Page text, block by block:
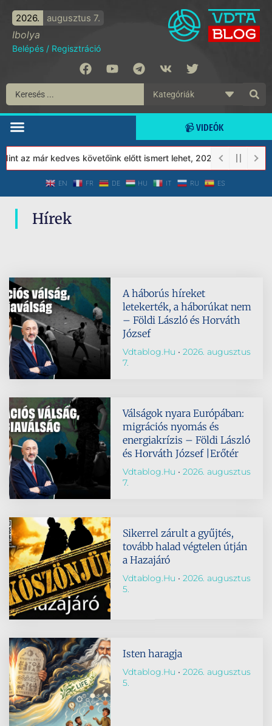
2026. augusztus 7.
Ibolya
Belépés / Regisztráció
📹 VIDEÓK
az már kedves követőink előtt ismert lehet, 2023-tól a Védett
EN FR DE HU IT RU ES
Hírek
A háborús híreket
letekerték, a háborúkat nem
– Földi László és Horváth
József
Vdtablog.hu
2026. augusztus
7.
Válságok nyara Európában:
migrációs nyomás és
energiakrízis – Földi László
és Horváth József |Erőtér
Vdtablog.hu
2026. augusztus
7.
Sikerrel zárult a gyűjtés,
tovább halad végtelen útján
a Hazajáró
Vdtablog.hu
2026. augusztus
5.
Isten haragja
Vdtablog.hu
2026. augusztus
5.